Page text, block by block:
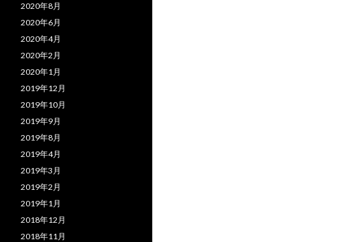
2020年8月
2020年6月
2020年4月
2020年2月
2020年1月
2019年12月
2019年10月
2019年9月
2019年8月
2019年4月
2019年3月
2019年2月
2019年1月
2018年12月
2018年11月